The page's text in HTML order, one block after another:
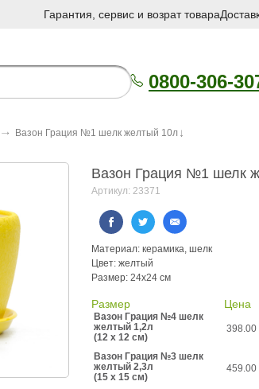
Гарантия, сервис и возрат товара
0800-306-
Вазон Грация №1 шелк желтый 10л
Вазон Грация №1 шелк
Артикул: 23371
Материал: керамика, шелк
Цвет: желтый
Размер: 24х24 см
Размер Цена
Вазон Грация №4 шелк
желтый 1,2л
(12 x 12 см)
398.00
Вазон Грация №3 шелк
желтый 2,3л
(15 x 15 см)
459.00